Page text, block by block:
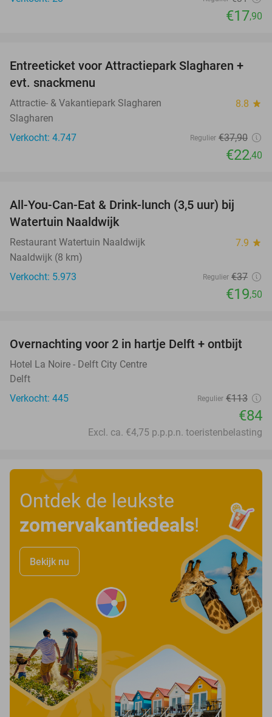
€17,90
41%
Entreeticket voor Attractiepark Slagharen +
evt. snackmenu
Attractie- & Vakantiepark Slagharen 8.8 star
Slagharen
Verkocht: 4.747
Regulier €37,90
€22,40
All-You-Can-Eat & Drink-lunch (3,5 uur) bij
Watertuin Naaldwijk
Restaurant Watertuin Naaldwijk 7.9 star
Naaldwijk (8 km)
Verkocht: 5.973
Regulier €37
€19,50
26%
Overnachting voor 2 in hartje Delft + ontbijt
Hotel La Noire - Delft City Centre
Delft
Verkocht: 445
Regulier €113
€84
Excl. ca. €4,75 p.p.p.n. toeristenbelasting
Ontdek de leukste
zomervakantiedeals!
Bekijk nu